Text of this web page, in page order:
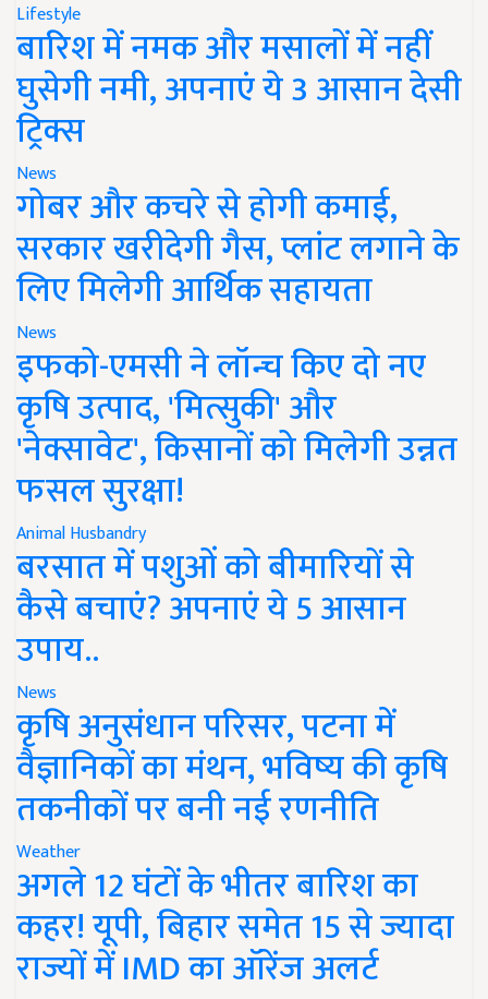
Lifestyle
बारिश में नमक और मसालों में नहीं
घुसेगी नमी, अपनाएं ये 3 आसान देसी
ट्रिक्स
News
गोबर और कचरे से होगी कमाई,
सरकार खरीदेगी गैस, प्लांट लगाने के
लिए मिलेगी आर्थिक सहायता
News
इफको-एमसी ने लॉन्च किए दो नए
कृषि उत्पाद, 'मित्सुकी' और
'नेक्सावेट', किसानों को मिलेगी उन्नत
फसल सुरक्षा!
Animal Husbandry
बरसात में पशुओं को बीमारियों से
कैसे बचाएं? अपनाएं ये 5 आसान
उपाय..
News
कृषि अनुसंधान परिसर, पटना में
वैज्ञानिकों का मंथन, भविष्य की कृषि
तकनीकों पर बनी नई रणनीति
Weather
अगले 12 घंटों के भीतर बारिश का
कहर! यूपी, बिहार समेत 15 से ज्यादा
राज्यों में IMD का ऑरेंज अलर्ट